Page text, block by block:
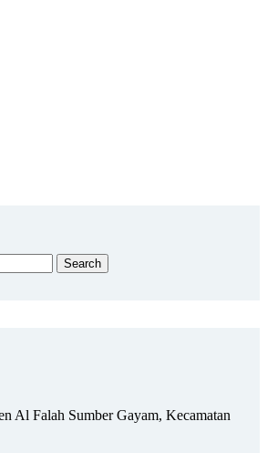
Al Falah Sumber Gayam, Kecamatan